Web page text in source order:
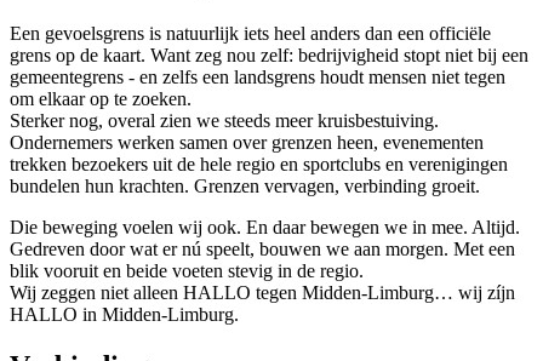
Een gevoelsgrens is natuurlijk iets heel anders dan een officiële
grens op de kaart. Want zeg nou zelf: bedrijvigheid stopt niet bij een
gemeentegrens - en zelfs een landsgrens houdt mensen niet tegen
om elkaar op te zoeken.
Sterker nog, overal zien we steeds meer kruisbestuiving.
Ondernemers werken samen over grenzen heen, evenementen
trekken bezoekers uit de hele regio en sportclubs en verenigingen
bundelen hun krachten. Grenzen vervagen, verbinding groeit.
Die beweging voelen wij ook. En daar bewegen we in mee. Altijd.
Gedreven door wat er nú speelt, bouwen we aan morgen. Met een
blik vooruit en beide voeten stevig in de regio.
Wij zeggen niet alleen HALLO tegen Midden-Limburg… wij zíjn
HALLO in Midden-Limburg.